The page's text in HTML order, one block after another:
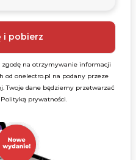
na otrzymywanie informacji
od onelectro.pl na podany przeze
Twoje dane będziemy przetwarzać
prywatności.